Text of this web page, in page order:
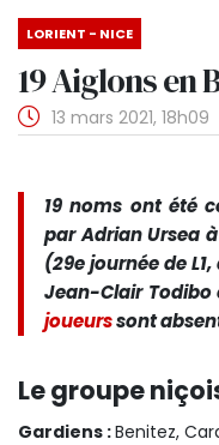
LORIENT - NICE
19 Aiglons en
13 mars 2021, 18h09
19 noms ont été
par Adrian Ursea
(29e journée de
Jean-Clair Todibo
joueurssont
Le groupe
Gardiens :Benitez,